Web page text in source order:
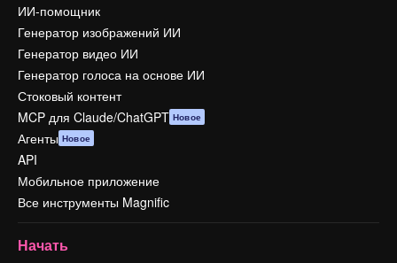
ИИ-помощник
Генератор изображений ИИ
Генератор видео ИИ
Генератор голоса на основе ИИ
Стоковый контент
MCP для Claude/ChatGPT Новое
Агенты Новое
API
Мобильное приложение
Все инструменты Magnific
Начать